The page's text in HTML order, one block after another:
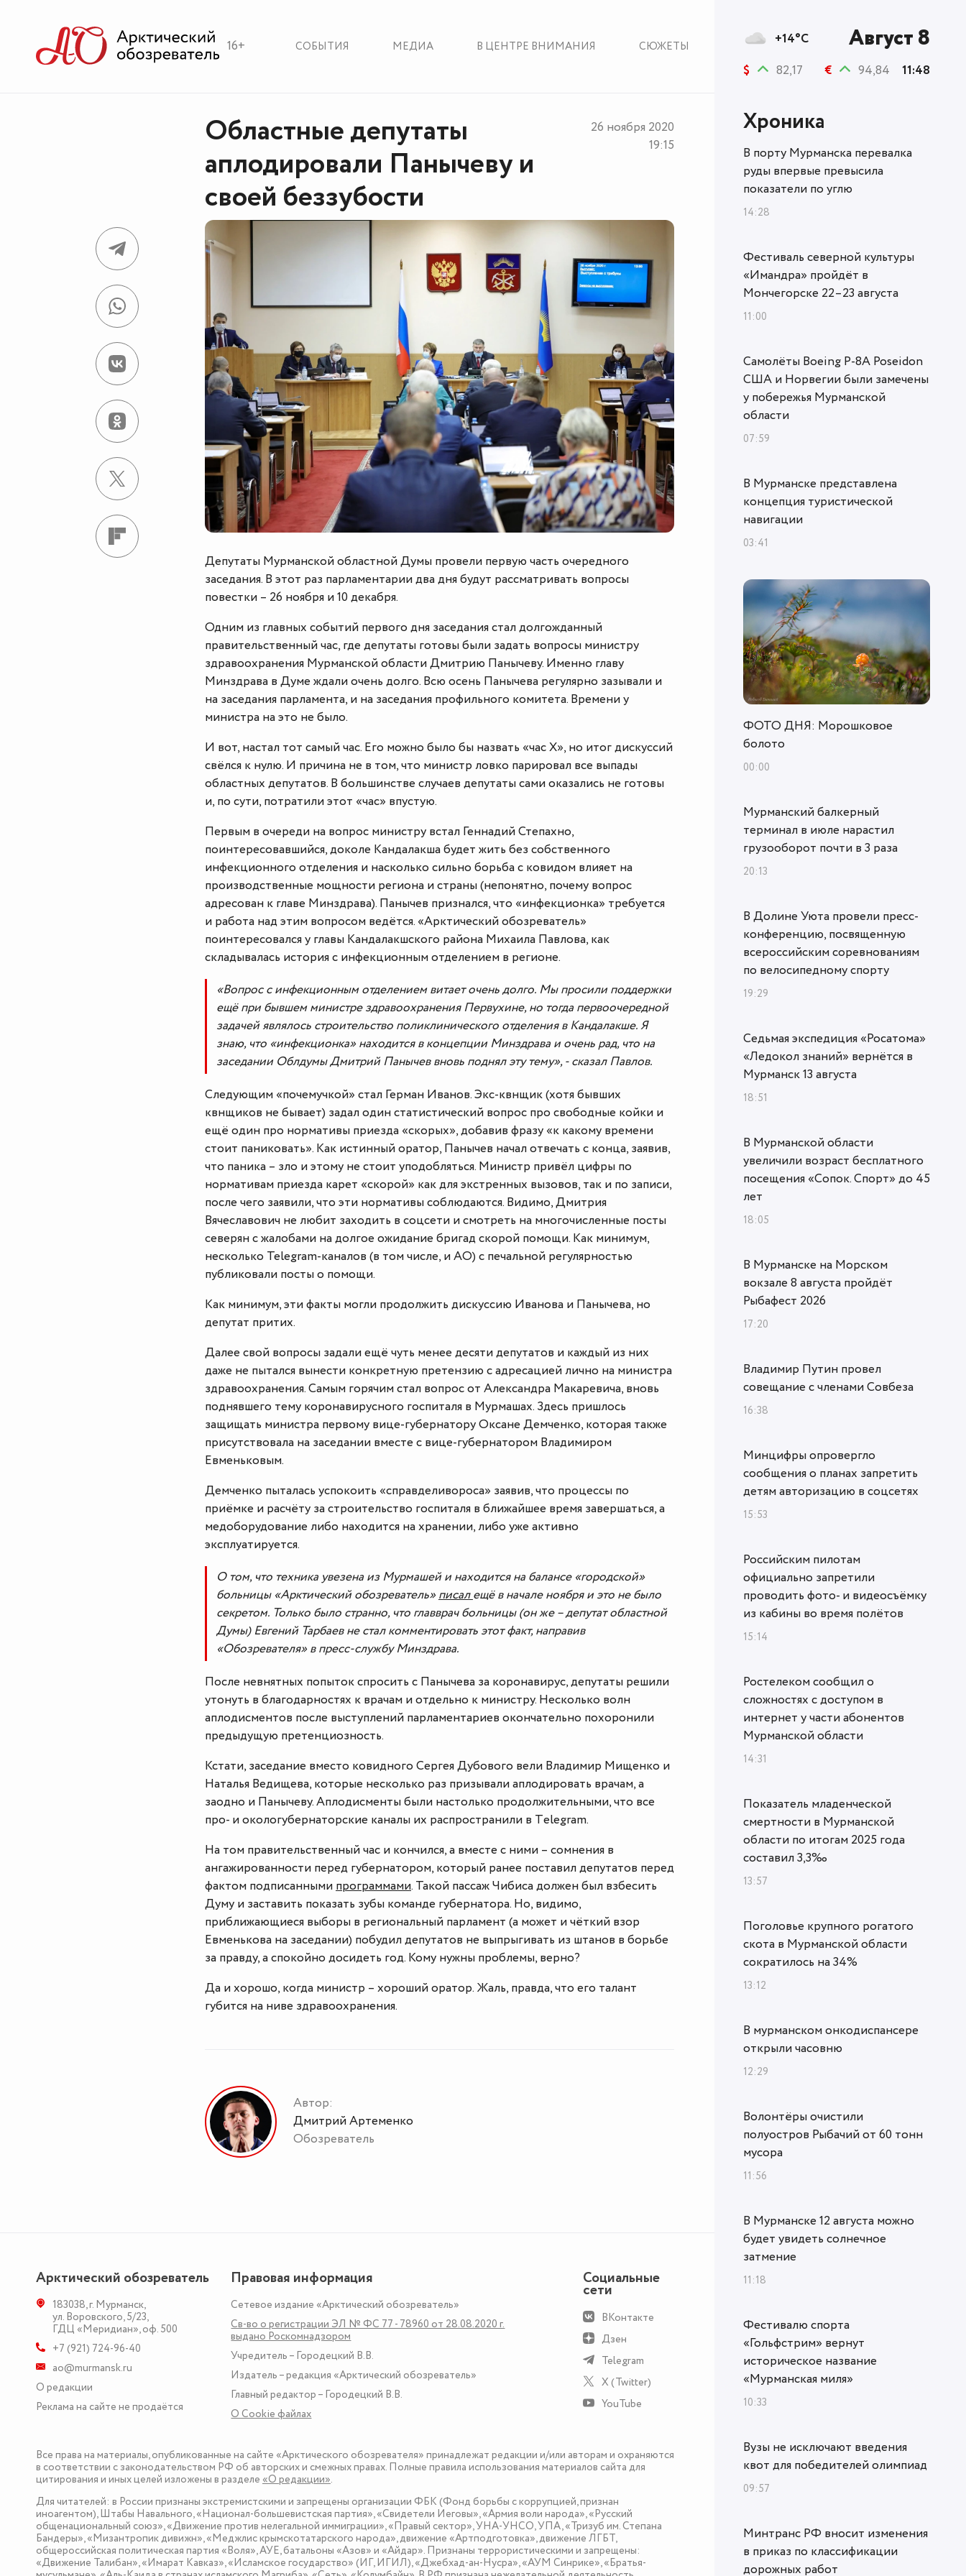
16+ СОБЫТИЯ МЕДИА В ЦЕНТРЕ ВНИМАНИЯ СЮЖЕТЫ
Областные депутаты
аплодировали Панычеву и
своей беззубости
26 ноября 2020
19:15
Депутаты Мурманской областной Думы провели первую часть очередного
заседания. В этот раз парламентарии два дня будут рассматривать вопросы
повестки – 26 ноября и 10 декабря.
Одним из главных событий первого дня заседания стал долгожданный
правительственный час, где депутаты готовы были задать вопросы министру
здравоохранения Мурманской области Дмитрию Панычеву. Именно главу
Минздрава в Думе ждали очень долго. Всю осень Панычева регулярно зазывали и
на заседания парламента, и на заседания профильного комитета. Времени у
министра на это не было.
И вот, настал тот самый час. Его можно было бы назвать «час Х», но итог дискуссий
свёлся к нулю. И причина не в том, что министр ловко парировал все выпады
областных депутатов. В большинстве случаев депутаты сами оказались не готовы
и, по сути, потратили этот «час» впустую.
Первым в очереди на вопрос министру встал Геннадий Степахно,
поинтересовавшийся, доколе Кандалакша будет жить без собственного
инфекционного отделения и насколько сильно борьба с ковидом влияет на
производственные мощности региона и страны (непонятно, почему вопрос
адресован к главе Минздрава). Панычев признался, что «инфекционка» требуется
и работа над этим вопросом ведётся. «Арктический обозреватель»
поинтересовался у главы Кандалакшского района Михаила Павлова, как
складывалась история с инфекционным отделением в регионе.
«Вопрос с инфекционным отделением витает очень долго. Мы просили поддержки
ещё при бывшем министре здравоохранения Первухине, но тогда первоочередной
задачей являлось строительство поликлинического отделения в Кандалакше. Я
знаю, что «инфекционка» находится в концепции Минздрава и очень рад, что на
заседании Облдумы Дмитрий Панычев вновь поднял эту тему», - сказал Павлов.
Следующим «почемучкой» стал Герман Иванов. Экс-квнщик (хотя бывших
квнщиков не бывает) задал один статистический вопрос про свободные койки и
ещё один про нормативы приезда «скорых», добавив фразу «к какому времени
стоит паниковать». Как истинный оратор, Панычев начал отвечать с конца, заявив,
что паника – зло и этому не стоит уподобляться. Министр привёл цифры по
нормативам приезда карет «скорой» как для экстренных вызовов, так и по записи,
после чего заявили, что эти нормативы соблюдаются. Видимо, Дмитрия
Вячеславович не любит заходить в соцсети и смотреть на многочисленные посты
северян с жалобами на долгое ожидание бригад скорой помощи. Как минимум,
несколько Telegram-каналов (в том числе, и АО) с печальной регулярностью
публиковали посты о помощи.
Как минимум, эти факты могли продолжить дискуссию Иванова и Панычева, но
депутат притих.
Далее свой вопросы задали ещё чуть менее десяти депутатов и каждый из них
даже не пытался вынести конкретную претензию с адресацией лично на министра
здравоохранения. Самым горячим стал вопрос от Александра Макаревича, вновь
поднявшего тему коронавирусного госпиталя в Мурмашах. Здесь пришлось
защищать министра первому вице-губернатору Оксане Демченко, которая также
присутствовала на заседании вместе с вице-губернатором Владимиром
Евменьковым.
Демченко пыталась успокоить «справделивороса» заявив, что процессы по
приёмке и расчёту за строительство госпиталя в ближайшее время завершаться, а
медоборудование либо находится на хранении, либо уже активно
эксплуатируется.
О том, что техника увезена из Мурмашей и находится на балансе «городской»
больницы «Арктический обозреватель»писалещё в начале ноября и это не было
секретом. Только было странно, что главврач больницы (он же – депутат областной
Думы) Евгений Тарбаев не стал комментировать этот факт, направив
«Обозревателя» в пресс-службу Минздрава.
После невнятных попыток спросить с Панычева за коронавирус, депутаты решили
утонуть в благодарностях к врачам и отдельно к министру. Несколько волн
аплодисментов после выступлений парламентариев окончательно похоронили
предыдущую претенциозность.
Кстати, заседание вместо ковидного Сергея Дубового вели Владимир Мищенко и
Наталья Ведищева, которые несколько раз призывали аплодировать врачам, а
заодно и Панычеву. Аплодисменты были настолько продолжительными, что все
про- и окологубернаторские каналы их распространили в Тelegram.
На том правительственный час и кончился, а вместе с ними – сомнения в
ангажированности перед губернатором, который ранее поставил депутатов перед
фактом подписанными программами. Такой пассаж Чибиса должен был взбесить
Думу и заставить показать зубы команде губернатора. Но, видимо,
приближающиеся выборы в региональный парламент (а может и чёткий взор
Евменькова на заседании) побудил депутатов не выпрыгивать из штанов в борьбе
за правду, а спокойно досидеть год. Кому нужны проблемы, верно?
Да и хорошо, когда министр – хороший оратор. Жаль, правда, что его талант
губится на ниве здравоохранения.
Автор:
Дмитрий Артеменко
Обозреватель
Арктический обозреватель
183038,г. Мурманск,
ул. Воровского, 5/23,
ГДЦ «Меридиан», оф. 500
+7 (921) 724-96-40
ao@murmansk.ru
О редакции
Реклама на сайте не продаётся
Правовая информация
Сетевое издание «Арктический обозреватель»
Св-во о регистрации ЭЛ № ФС 77 - 78960 от 28.08.2020 г.
выдано Роскомнадзором
Учредитель – Городецкий В.В.
Издатель – редакция «Арктический обозреватель»
Главный редактор – Городецкий В.В.
О Сookie файлах
Социальные
сети
ВКонтакте
Дзен
Telegram
X (Twitter)
YouTube
Все права на материалы, опубликованные на сайте «Арктического обозревателя» принадлежат редакции и/или авторам и охраняются
в соответствии с законодательством РФ об авторских и смежных правах. Полные правила использования материалов сайта для
цитирования и иных целей изложены в разделе «О редакции».
Для читателей: в России признаны экстремистскими и запрещены организации ФБК (Фонд борьбы с коррупцией, признан
иноагентом), Штабы Навального, «Национал-большевистская партия», «Свидетели Иеговы», «Армия воли народа», «Русский
общенациональный союз», «Движение против нелегальной иммиграции», «Правый сектор», УНА-УНСО, УПА, «Тризуб им. Степана
Бандеры», «Мизантропик дивижн», «Меджлис крымскотатарского народа», движение «Артподготовка», движение ЛГБТ,
общероссийская политическая партия «Воля», АУЕ, батальоны «Азов» и «Айдар». Признаны террористическими и запрещены:
«Движение Талибан», «Имарат Кавказ», «Исламское государство» (ИГ, ИГИЛ), «Джебхад-ан-Нусра», «АУМ Синрике», «Братья-
+14°C Август 8
$ 82,17 € 94,84 11:48
Хроника
В порту Мурманска перевалка
руды впервые превысила
показатели по углю
14:28
Фестиваль северной культуры
«Имандра» пройдёт в
Мончегорске 22–23 августа
11:00
Самолёты Boeing P-8A Poseidon
США и Норвегии были замечены
у побережья Мурманской
области
07:59
В Мурманске представлена
концепция туристической
навигации
03:41
ФОТО ДНЯ: Морошковое
болото
00:00
Мурманский балкерный
терминал в июле нарастил
грузооборот почти в 3 раза
20:13
В Долине Уюта провели пресс-
конференцию, посвященную
всероссийским соревнованиям
по велосипедному спорту
19:29
Седьмая экспедиция «Росатома»
«Ледокол знаний» вернётся в
Мурманск 13 августа
18:51
В Мурманской области
увеличили возраст бесплатного
посещения «Сопок. Спорт» до 45
лет
18:05
В Мурманске на Морском
вокзале 8 августа пройдёт
Рыбафест 2026
17:20
Владимир Путин провел
совещание с членами Совбеза
16:38
Минцифры опровергло
сообщения о планах запретить
детям авторизацию в соцсетях
15:53
Российским пилотам
официально запретили
проводить фото- и видеосъёмку
из кабины во время полётов
15:14
Ростелеком сообщил о
сложностях с доступом в
интернет у части абонентов
Мурманской области
14:31
Показатель младенческой
смертности в Мурманской
области по итогам 2025 года
составил 3,3‰
13:57
Поголовье крупного рогатого
скота в Мурманской области
сократилось на 34%
13:12
В мурманском онкодиспансере
открыли часовню
12:29
Волонтёры очистили
полуостров Рыбачий от 60 тонн
мусора
11:56
В Мурманске 12 августа можно
будет увидеть солнечное
затмение
11:18
Фестивалю спорта
«Гольфстрим» вернут
историческое название
«Мурманская миля»
10:33
Вузы не исключают введения
квот для победителей олимпиад
09:57
Минтранс РФ вносит изменения
в приказ по классификации
дорожных работ